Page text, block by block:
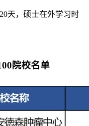
天，硕士在外学习时
院校名单